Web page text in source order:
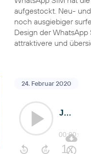
aufgestockt. Neu-
noch ausgiebiger
Design der
attraktivere und
24. Februar 2020